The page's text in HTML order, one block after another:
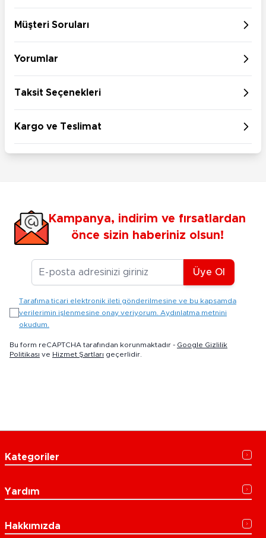
Müşteri Soruları
Yorumlar
Taksit Seçenekleri
Kargo ve Teslimat
Kampanya, indirim ve fırsatlardan
önce sizin haberiniz olsun!
E-posta Adresiniz
Üye Ol
Tarafıma ticari elektronik ileti gönderilmesine ve bu kapsamda
verilerimin işlenmesine onay veriyorum. Aydınlatma metnini
okudum.
Bu form reCAPTCHA tarafından korunmaktadır - Google Gizlilik
Politikası ve Hizmet Şartları geçerlidir.
Kategoriler
Yardım
Hakkımızda